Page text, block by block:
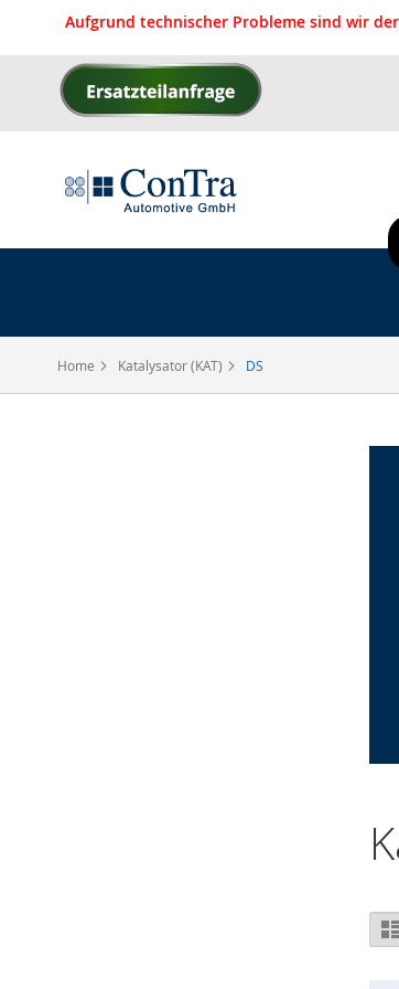
Aufgrund technischer Probleme sind wir
Direkt
zum
Home Katalysator (KAT) DS